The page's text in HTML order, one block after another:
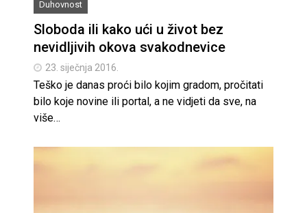
Duhovnost
Sloboda ili kako ući u život bez
nevidljivih okova svakodnevice
23. siječnja 2016.
Teško je danas proći bilo kojim gradom, pročitati
bilo koje novine ili portal, a ne vidjeti da sve, na
više…